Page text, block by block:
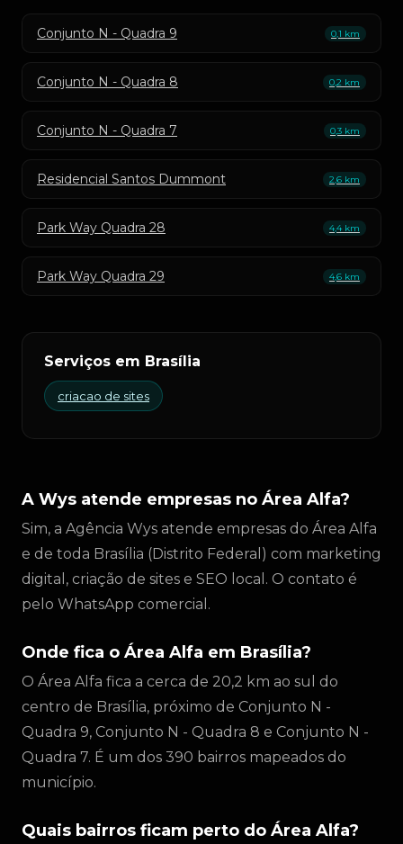
Conjunto N - Quadra 9 0,1 km
Conjunto N - Quadra 8 0,2 km
Conjunto N - Quadra 7 0,3 km
Residencial Santos Dummont 2,6 km
Park Way Quadra 28 4,4 km
Park Way Quadra 29 4,6 km
Serviços em Brasília
criacao de sites
A Wys atende empresas no Área Alfa?
Sim, a Agência Wys atende empresas do Área Alfa
e de toda Brasília (Distrito Federal) com marketing
digital, criação de sites e SEO local. O contato é
pelo WhatsApp comercial.
Onde fica o Área Alfa em Brasília?
O Área Alfa fica a cerca de 20,2 km ao sul do
centro de Brasília, próximo de Conjunto N -
Quadra 9, Conjunto N - Quadra 8 e Conjunto N -
Quadra 7. É um dos 390 bairros mapeados do
município.
Quais bairros ficam perto do Área Alfa?